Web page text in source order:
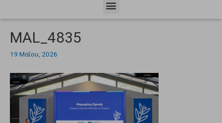
MAL_4835
19 Μαΐου, 2026